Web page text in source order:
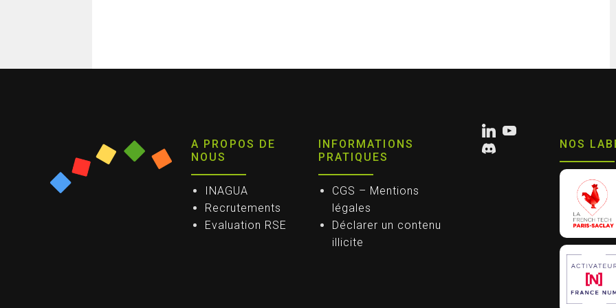
A PROPOS DE
NOUS
INAGUA
Recrutements
Evaluation RSE
INFORMATIONS
PRATIQUES
CGS – Mentions
légales
Déclarer un contenu
illicite
NOS